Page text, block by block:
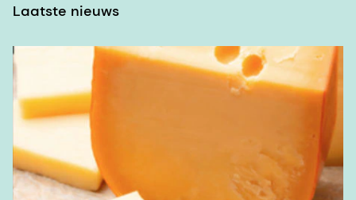
(https://www.sciencedirect.com/science/article/pii/
afkomstig uit de magen van kalveren, die
voornamelijk chymosine bevatten.
Science Direct, Chymosine- Een
overzicht,
https://www.sciencedirect.com/topics/
and-biological-sciences/chymosin
Britannica, De redactie van Encyclopedie.
"Proteolytisch enzym". Encyclopedia Britannica,
Laatste nieuws